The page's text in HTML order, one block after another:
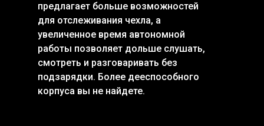
предлагает больше возможностей
для отслеживания чехла, а
увеличенное время автономной
работы позволяет дольше слушать,
смотреть и разговаривать без
подзарядки. Более дееспособного
корпуса вы не найдете.